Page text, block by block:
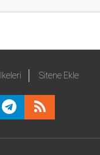
Sitene Ekle